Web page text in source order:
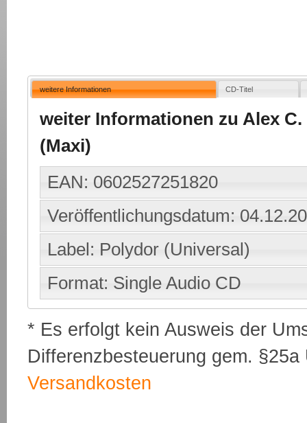
weitere Informationen CD-Titel
weiter Informationen zu Alex
(Maxi)
EAN: 0602527251820
Veröffentlichungsdatum:
Label: Polydor (Universal)
Format: Single Audio CD
* Es erfolgt kein Ausweis der
Differenzbesteuerung gem.
Versandkosten